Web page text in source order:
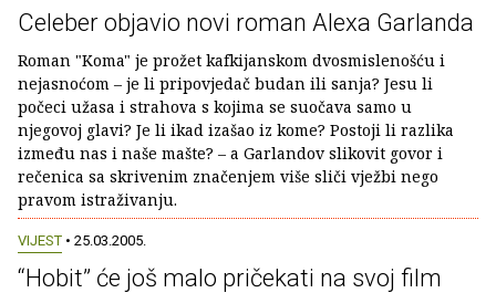
Celeber objavio novi roman Alexa Garlanda
Roman "Koma" je prožet kafkijanskom dvosmislenošću i
nejasnoćom – je li pripovjedač budan ili sanja? Jesu li
počeci užasa i strahova s kojima se suočava samo u
njegovoj glavi? Je li ikad izašao iz kome? Postoji li razlika
između nas i naše mašte? – a Garlandov slikovit govor i
rečenica sa skrivenim značenjem više sliči vježbi nego
pravom istraživanju.
VIJEST • 25.03.2005.
“Hobit” će još malo pričekati na svoj film